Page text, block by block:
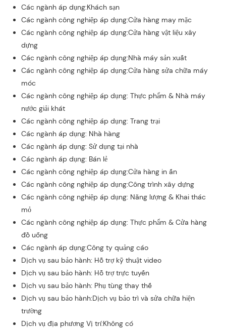
Các ngành áp dụng:Khách sạn
Các ngành công nghiệp áp dụng:Cửa hàng may mặc
Các ngành công nghiệp áp dụng:Cửa hàng vật liệu xây
dựng
Các ngành công nghiệp áp dụng:Nhà máy sản xuất
Các ngành công nghiệp áp dụng:Cửa hàng sửa chữa máy
móc
Các ngành công nghiệp áp dụng: Thực phẩm & Nhà máy
nước giải khát
Các ngành công nghiệp áp dụng: Trang trại
Các ngành áp dụng: Nhà hàng
Các ngành áp dụng: Sử dụng tại nhà
Các ngành áp dụng: Bán lẻ
Các ngành công nghiệp áp dụng:Cửa hàng in ấn
Các ngành công nghiệp áp dụng:Công trình xây dựng
Các ngành công nghiệp áp dụng: Năng lượng & Khai thác
mỏ
Các ngành công nghiệp áp dụng: Thực phẩm & Cửa hàng
đồ uống
Các ngành áp dụng:Công ty quảng cáo
Dịch vụ sau bảo hành: Hỗ trợ kỹ thuật video
Dịch vụ sau bảo hành: Hỗ trợ trực tuyến
Dịch vụ sau bảo hành: Phụ tùng thay thế
Dịch vụ sau bảo hành:Dịch vụ bảo trì và sửa chữa hiện
trường
Dịch vụ địa phương Vị trí:Không có